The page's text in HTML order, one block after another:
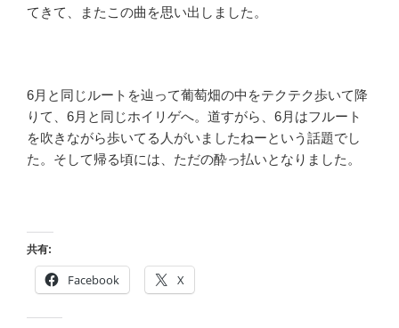
てきて、またこの曲を思い出しました。
6月と同じルートを辿って葡萄畑の中をテクテク歩いて降
りて、6月と同じホイリゲへ。道すがら、6月はフルート
を吹きながら歩いてる人がいましたねーという話題でし
た。そして帰る頃には、ただの酔っ払いとなりました。
共有:
Facebook X